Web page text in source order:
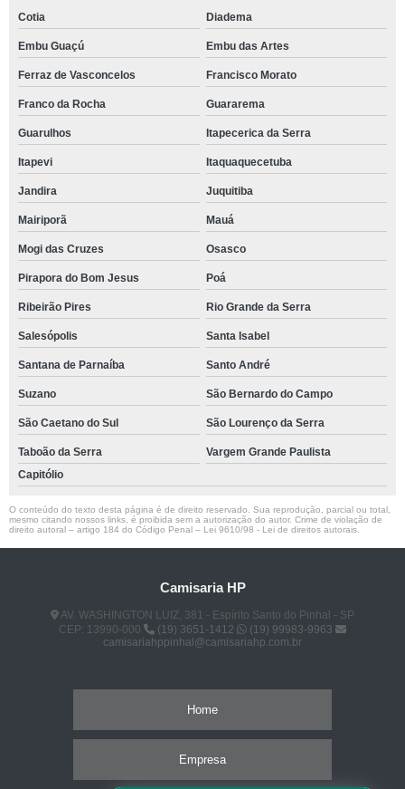
Cotia Diadema
Embu Guaçú Embu das Artes
Ferraz de Vasconcelos Francisco Morato
Franco da Rocha Guararema
Guarulhos Itapecerica da Serra
Itapevi Itaquaquecetuba
Jandira Juquitiba
Mairiporã Mauá
Mogi das Cruzes Osasco
Pirapora do Bom Jesus Poá
Ribeirão Pires Rio Grande da Serra
Salesópolis Santa Isabel
Santana de Parnaíba Santo André
Suzano São Bernardo do Campo
São Caetano do Sul São Lourenço da Serra
Taboão da Serra
Vargem Grande Paulista
Capitólio
O conteúdo do texto desta página é de direito reservado. Sua reprodução, parcial ou total,
mesmo citando nossos links, é proibida sem a autorização do autor. Crime de violação de
direito autoral – artigo 184 do Código Penal – Lei 9610/98 - Lei de direitos autorais
Camisaria HP
AV. WASHINGTON LUIZ, 381 - Espírito Santo do Pinhal - SP
CEP: 13990-000
(19) 3651-1412
(19) 99983-9963
camisariahppinhal@camisariahp.com.br
Home
Empresa